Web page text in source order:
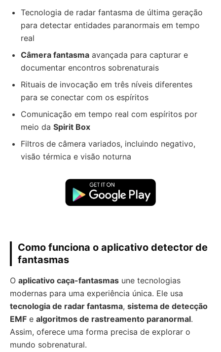
Tecnologia de radar fantasma de última geração
para detectar entidades paranormais em tempo
real
Câmera fantasma avançada para capturar e
documentar encontros sobrenaturais
Rituais de invocação em três níveis diferentes
para se conectar com os espíritos
Comunicação em tempo real com espíritos por
meio da Spirit Box
Filtros de câmera variados, incluindo negativo,
visão térmica e visão noturna
Como funciona o aplicativo detector de
fantasmas
O aplicativo caça-fantasmas une tecnologias
modernas para uma experiência única. Ele usa
tecnologia de radar fantasma, sistema de detecção
EMF e algoritmos de rastreamento paranormal.
Assim, oferece uma forma precisa de explorar o
mundo sobrenatural.